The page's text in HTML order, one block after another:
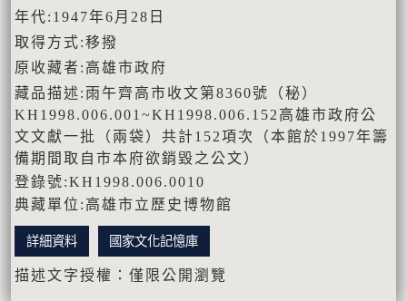
年代:1947年6月28日
取得方式:移撥
原收藏者:高雄市政府
藏品描述:雨午齊高市收文第8360號（秘）
KH1998.006.001~KH1998.006.152高雄市政府公
文文獻一批（兩袋）共計152項次（本館於1997年籌
備期間取自市本府欲銷毀之公文）
登錄號:KH1998.006.0010
典藏單位:高雄市立歷史博物館
詳細資料 國家文化記憶庫
描述文字授權：僅限公開瀏覽